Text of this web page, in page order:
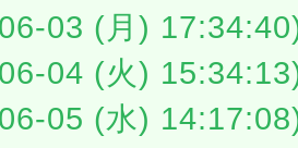
03 (月)
04 (火)
05 (水)